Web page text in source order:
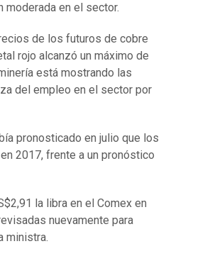
en el sector.
de los futuros de cobre
rojo alcanzó un máximo de
está mostrando las
del empleo en el sector por
pronosticado en julio que los
2017, frente a un pronóstico
la libra en el Comex en
nuevamente para
ministra.